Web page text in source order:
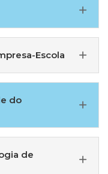
Escola
do
de